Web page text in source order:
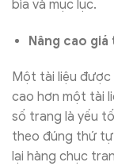
bìa và mục lục.
Nâng cao
Một tài liệu
cao hơn một tài
số trang là yếu
theo đúng thứ
lại hàng chục